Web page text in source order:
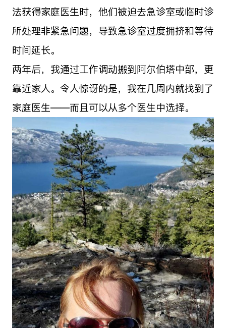
法获得家庭医生时，他们被迫去急诊室或临时诊
所处理非紧急问题，导致急诊室过度拥挤和等待
时间延长。
两年后，我通过工作调动搬到阿尔伯塔中部，更
靠近家人。令人惊讶的是，我在几周内就找到了
家庭医生——而且可以从多个医生中选择。